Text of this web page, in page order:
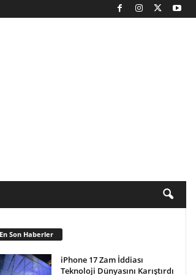
En Son Haberler
iPhone 17 Zam İddiası
Teknoloji Dünyasını Karıştırdı